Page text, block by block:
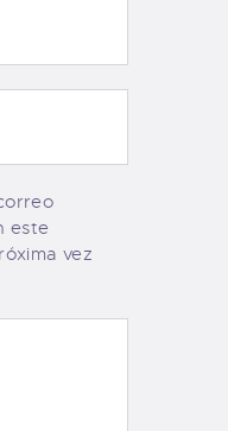
este
vez